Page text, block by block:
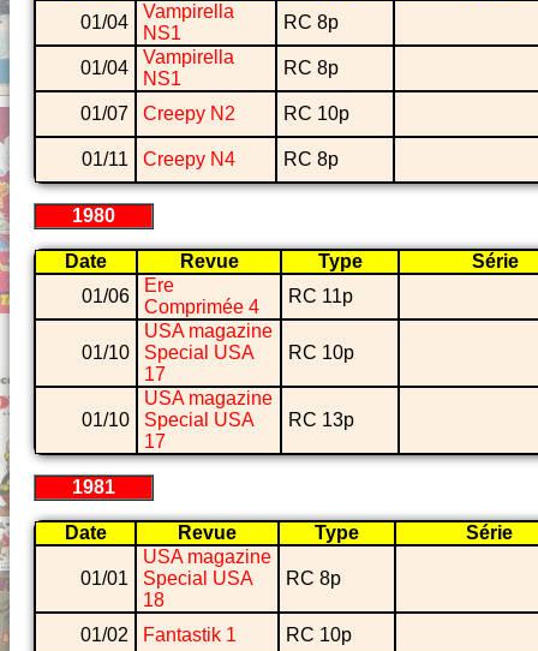
01/04
Vampirella
NS1
RC 8p
01/04
Vampirella
NS1
RC 8p
01/07 Creepy N2 RC 10p
01/11 Creepy N4 RC 8p
1980
Date Revue Type
Série
01/06
Ere
Comprimée 4
RC 11p
01/10
USA magazine
Special USA
17
RC 10p
01/10
USA magazine
Special USA
17
RC 13p
1981
Date Revue Type Série
01/01
USA magazine
Special USA
18
RC 8p
01/02 Fantastik 1 RC 10p